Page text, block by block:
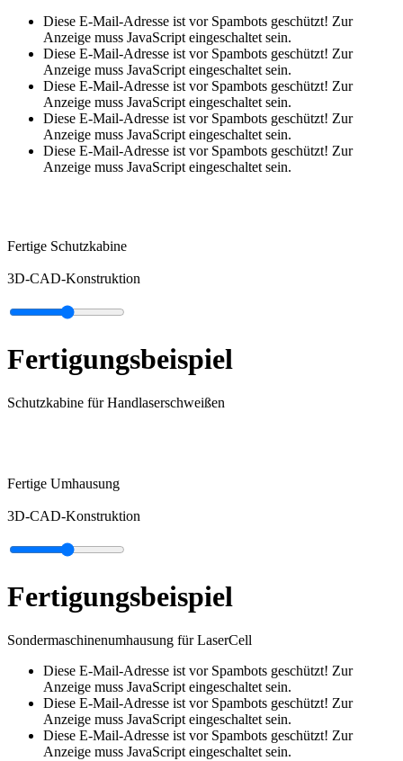
Diese E-Mail-Adresse ist vor Spambots geschützt! Zur
Anzeige muss JavaScript eingeschaltet sein.
Diese E-Mail-Adresse ist vor Spambots geschützt! Zur
Anzeige muss JavaScript eingeschaltet sein.
Diese E-Mail-Adresse ist vor Spambots geschützt! Zur
Anzeige muss JavaScript eingeschaltet sein.
Diese E-Mail-Adresse ist vor Spambots geschützt! Zur
Anzeige muss JavaScript eingeschaltet sein.
Diese E-Mail-Adresse ist vor Spambots geschützt! Zur
Anzeige muss JavaScript eingeschaltet sein.
Fertige Schutzkabine
3D-CAD-Konstruktion
Fertigungsbeispiel
Schutzkabine für Handlaserschweißen
Fertige Umhausung
3D-CAD-Konstruktion
Fertigungsbeispiel
Sondermaschinenumhausung für LaserCell
Diese E-Mail-Adresse ist vor Spambots geschützt! Zur
Anzeige muss JavaScript eingeschaltet sein.
Diese E-Mail-Adresse ist vor Spambots geschützt! Zur
Anzeige muss JavaScript eingeschaltet sein.
Diese E-Mail-Adresse ist vor Spambots geschützt! Zur
Anzeige muss JavaScript eingeschaltet sein.